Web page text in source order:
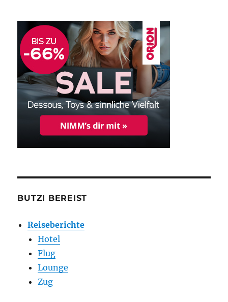
BUTZI BEREIST
Reiseberichte
Hotel
Flug
Lounge
Zug